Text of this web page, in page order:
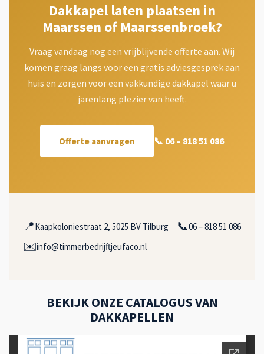
Dakkapel laten plaatsen in
Maarssen of Maarssenbroek?
Vraag vandaag nog een vrijblijvende offerte aan. Wij
komen graag langs voor een gratis adviesgesprek aan
huis en zorgen voor een vakkundige dakkapel waar u
jarenlang plezier van heeft.
Offerte aanvragen 📞 06 – 818 51 086
📍Kaapkoloniestraat 2, 5025 BV Tilburg 📞06 – 818 51 086
✉️info@timmerbedrijftjeufaco.nl
BEKIJK ONZE CATALOGUS VAN
DAKKAPELLEN